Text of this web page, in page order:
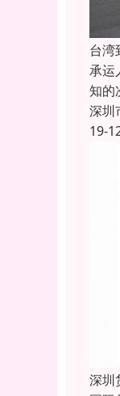
台湾
承运
知的
深圳
19-
深圳